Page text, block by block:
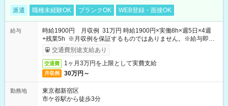
派遣 職種未経験OK ブランクOK WEB登録・面接OK
給与
時給1900円 月収例 31万円 時給1900円×実働8h×週5日×4週
+残業5h ※月収例を保証するものではありません。※給与即受
取りサービス利用可（利用条件有）
交通費別途支給あり
交通費 1ヶ月3万円を上限として実費支給
月収例 30万円～
勤務地
東京都新宿区
市ケ谷駅から徒歩3分